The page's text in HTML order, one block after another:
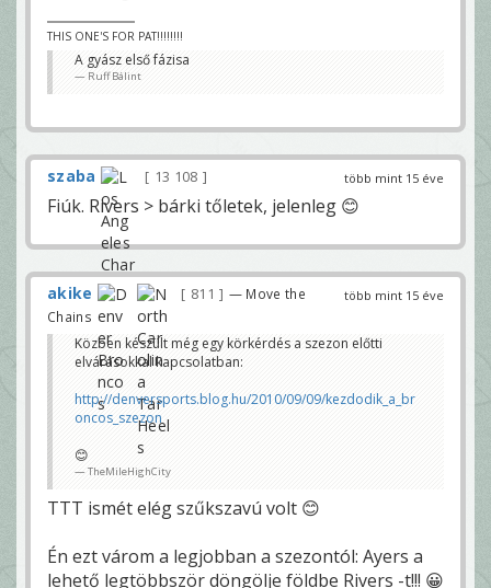
THIS ONE'S FOR PAT!!!!!!!!
A gyász első fázisa
Ruff Bálint
több mint 15 éve
szaba 13 108
Fiúk. Rivers > bárki tőletek, jelenleg 😊
több mint 15 éve
akike 811
— Move the
Chains
Közben készült még egy körkérdés a szezon előtti
elvárásokkal kapcsolatban:
http://denversports.blog.hu/2010/09/09/kezdodik_a_br
oncos_szezon
😊
TheMileHighCity
TTT ismét elég szűkszavú volt 😊
Én ezt várom a legjobban a szezontól: Ayers a
lehető legtöbbször döngölje földbe Rivers -t!!! 😀